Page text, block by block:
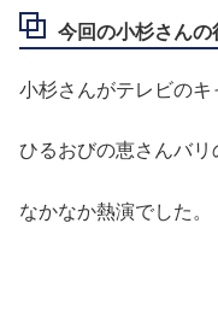
今回の小杉さんの
小杉さんがテレビのキ
ひるおびの恵さんバリ
なかなか熱演でした。